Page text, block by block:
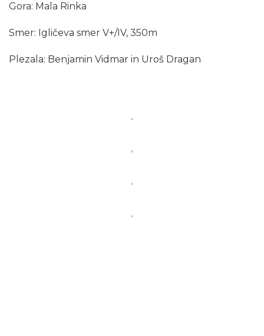
Gora: Mala Rinka
Smer: Igličeva smer V+/IV, 350m
Plezala: Benjamin Vidmar in Uroš Dragan